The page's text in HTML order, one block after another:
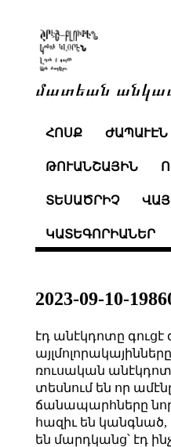
մատեան
ՀՈՍՔ ԺԱՊԱՒԷՆ
ԹՈՒԱՆՇԱՅԻՆ
ՏԵՍԱԾՐԻՉ
ԿԱՏԵԳՈՐԻԱՆԵՐ
2023-09-10-
էդ անէկդոտը գուցէ
ռուսական
տեսնում են որ
ճանապարհները
հազիւ են կանգնած,
են մարդկանց՝ էդ